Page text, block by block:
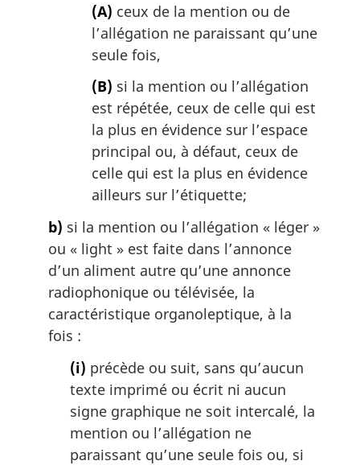
(A) ceux de la mention ou de
l’allégation ne paraissant qu’une
seule fois,
(B) si la mention ou l’allégation
est répétée, ceux de celle qui est
la plus en évidence sur l’espace
principal ou, à défaut, ceux de
celle qui est la plus en évidence
ailleurs sur l’étiquette;
b) si la mention ou l’allégation « léger »
ou « light » est faite dans l’annonce
d’un aliment autre qu’une annonce
radiophonique ou télévisée, la
caractéristique organoleptique, à la
fois :
(i) précède ou suit, sans qu’aucun
texte imprimé ou écrit ni aucun
signe graphique ne soit intercalé, la
mention ou l’allégation ne
paraissant qu’une seule fois ou, si